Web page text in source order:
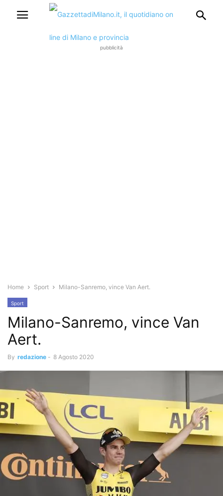
pubblicità
Home Sport Milano-Sanremo, vince Van Aert.
Sport
Milano-Sanremo, vince Van
Aert.
By redazione - 8 Agosto 2020